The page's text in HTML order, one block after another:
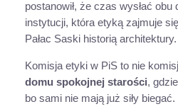
postanowił, że czas wysłać obu
instytucji, która etyką zajmuje
Pałac Saski historią architektury.
Komisja etyki w PiS to nie
domu spokojnej starości,
bo sami nie mają już siły biegać.